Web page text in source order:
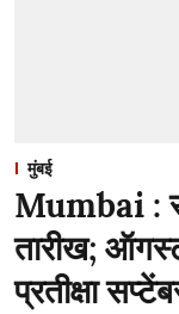
मुंबई
Mumbai :
तारीख;
प्रतीक्षा